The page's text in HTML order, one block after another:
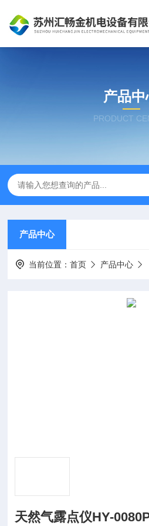
产品中
PRODUCT
产品中心
当前位置：首页 产品中心
天然气露点仪HY-